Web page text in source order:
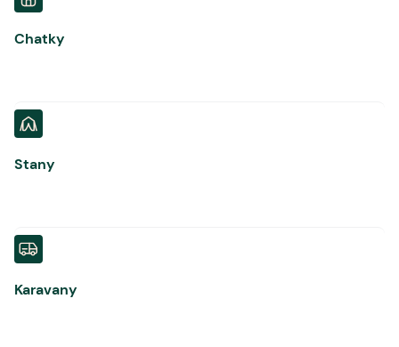
Chatky
Stany
Karavany